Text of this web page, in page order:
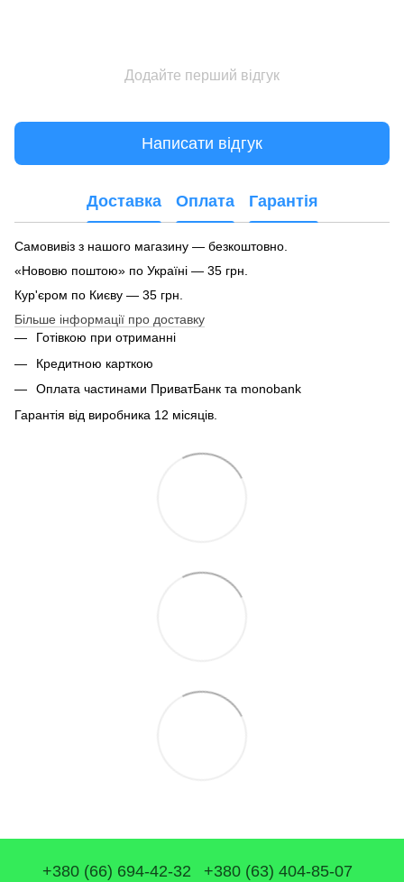
Додайте перший відгук
Написати відгук
Доставка Оплата Гарантія
Самовивіз з нашого магазину — безкоштовно.
«Нововю поштою» по Україні — 35 грн.
Кур'єром по Києву — 35 грн.
Більше інформації про доставку
Готівкою при отриманні
Кредитною карткою
Оплата частинами ПриватБанк та monobank
Гарантія від виробника 12 місяців.
+380 (66) 694-42-32 +380 (63) 404-85-07